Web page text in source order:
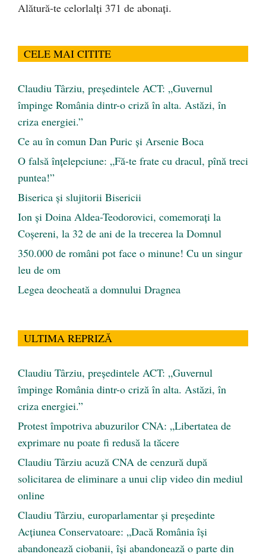
Alătură-te celorlalți 371 de abonați.
CELE MAI CITITE
Claudiu Târziu, președintele ACT: „Guvernul
împinge România dintr-o criză în alta. Astăzi, în
criza energiei.”
Ce au în comun Dan Puric şi Arsenie Boca
O falsă înțelepciune: „Fă-te frate cu dracul, pînă treci
puntea!”
Biserica și slujitorii Bisericii
Ion și Doina Aldea-Teodorovici, comemorați la
Coșereni, la 32 de ani de la trecerea la Domnul
350.000 de români pot face o minune! Cu un singur
leu de om
Legea deocheată a domnului Dragnea
ULTIMA REPRIZĂ
Claudiu Târziu, președintele ACT: „Guvernul
împinge România dintr-o criză în alta. Astăzi, în
criza energiei.”
Protest împotriva abuzurilor CNA: „Libertatea de
exprimare nu poate fi redusă la tăcere
Claudiu Târziu acuză CNA de cenzură după
solicitarea de eliminare a unui clip video din mediul
online
Claudiu Târziu, europarlamentar și președinte
Acțiunea Conservatoare: „Dacă România își
abandonează ciobanii, își abandonează o parte din